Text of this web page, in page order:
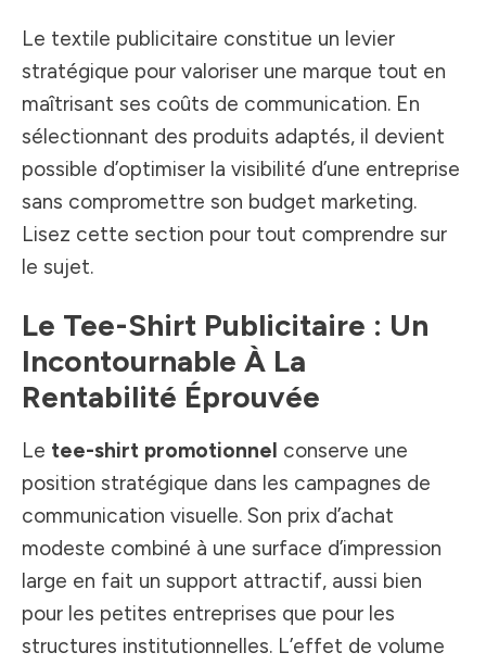
Le textile publicitaire constitue un levier
stratégique pour valoriser une marque tout en
maîtrisant ses coûts de communication. En
sélectionnant des produits adaptés, il devient
possible d’optimiser la visibilité d’une entreprise
sans compromettre son budget marketing.
Lisez cette section pour tout comprendre sur
le sujet.
Le Tee-Shirt Publicitaire : Un
Incontournable À La
Rentabilité Éprouvée
Le tee-shirt promotionnel conserve une
position stratégique dans les campagnes de
communication visuelle. Son prix d’achat
modeste combiné à une surface d’impression
large en fait un support attractif, aussi bien
pour les petites entreprises que pour les
structures institutionnelles. L’effet de volume